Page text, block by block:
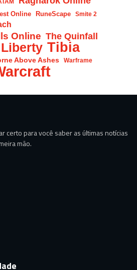
Online RuneScape Smite 2
Online The Quinfall
Tibia
Above Ashes Warframe
certo para você saber as últimas notícias
mão.